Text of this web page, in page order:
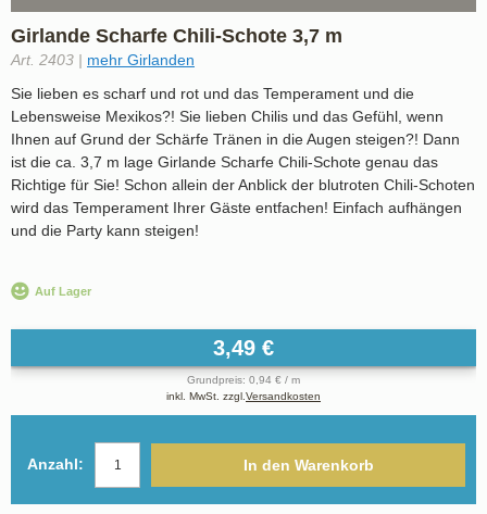
Girlande Scharfe Chili-Schote 3,7 m
Art. 2403 | mehr Girlanden
Sie lieben es scharf und rot und das Temperament und die
Lebensweise Mexikos?! Sie lieben Chilis und das Gefühl, wenn
Ihnen auf Grund der Schärfe Tränen in die Augen steigen?! Dann
ist die ca. 3,7 m lage Girlande Scharfe Chili-Schote genau das
Richtige für Sie! Schon allein der Anblick der blutroten Chili-Schoten
wird das Temperament Ihrer Gäste entfachen! Einfach aufhängen
und die Party kann steigen!
Auf Lager
3,49 €
Grundpreis: 0,94 € / m
inkl. MwSt. zzgl. Versandkosten
Anzahl: In den Warenkorb